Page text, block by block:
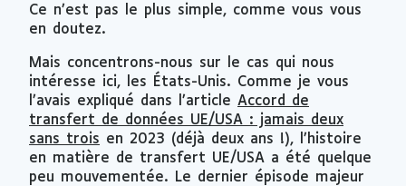
Ce n’est pas le plus simple, comme vous vous
en doutez.
Mais concentrons-nous sur le cas qui nous
intéresse ici, les États-Unis. Comme je vous
l’avais expliqué dans l’article Accord de
transfert de données UE/USA : jamais deux
sans trois en 2023 (déjà deux ans !), l’histoire
en matière de transfert UE/USA a été quelque
peu mouvementée. Le dernier épisode majeur